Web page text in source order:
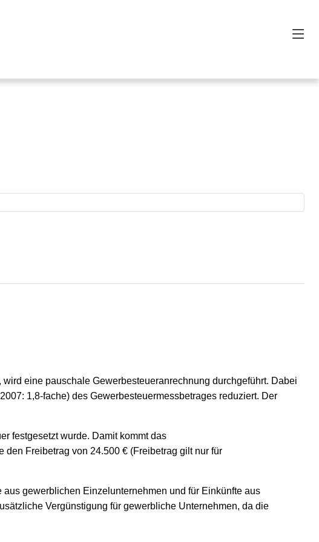
eine pauschale Gewerbesteueranrechnung durchgeführt. Dabei
1,8-fache) des Gewerbesteuermessbetrages reduziert. Der
festgesetzt wurde. Damit kommt das
Freibetrag von 24.500 € (Freibetrag gilt nur für
gewerblichen Einzelunternehmen und für Einkünfte aus
Vergünstigung für gewerbliche Unternehmen, da die